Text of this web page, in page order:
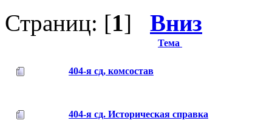
Страниц: [1] Вниз
Тема
404-я сд, комсостав
404-я сд. Историческая справка